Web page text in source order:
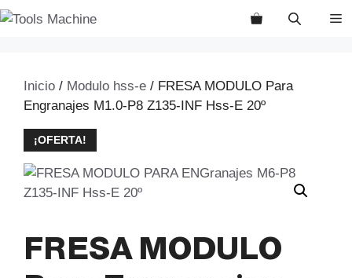
Saltar
Inicio / Modulo hss-e / FRESA MODULO Para
Engranajes M1.0-P8 Z135-INF Hss-E 20º
¡OFERTA!
FRESA MODULO